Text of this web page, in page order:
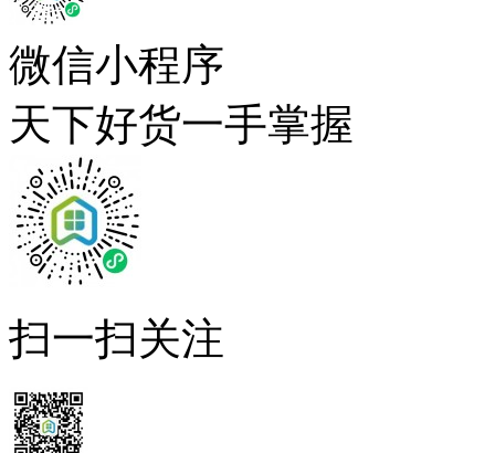
微信小程序
天下好货一手掌握
扫一扫关注